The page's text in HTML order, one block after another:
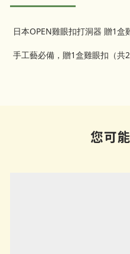
日本OPEN雞眼扣打洞器 贈1盒
手工藝必備，贈1盒雞眼扣（共
您可